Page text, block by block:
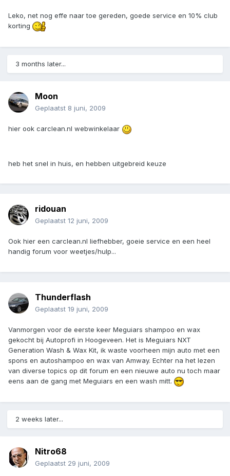
Leko, net nog effe naar toe gereden, goede service en 10% club
korting
3 months later...
Moon
Geplaatst 8 juni, 2009
hier ook carclean.nl webwinkelaar
heb het snel in huis, en hebben uitgebreid keuze
ridouan
Geplaatst 12 juni, 2009
Ook hier een carclean.nl liefhebber, goeie service en een heel
handig forum voor weetjes/hulp...
Thunderflash
Geplaatst 19 juni, 2009
Vanmorgen voor de eerste keer Meguiars shampoo en wax
gekocht bij Autoprofi in Hoogeveen. Het is Meguiars NXT
Generation Wash & Wax Kit, ik waste voorheen mijn auto met een
spons en autoshampoo en wax van Amway. Echter na het lezen
van diverse topics op dit forum en een nieuwe auto nu toch maar
eens aan de gang met Meguiars en een wash mitt.
2 weeks later...
Nitro68
Geplaatst 29 juni, 2009